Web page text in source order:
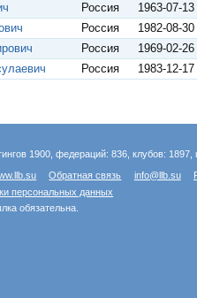
Россия
1963-07-13
Россия
1982-08-30
Россия
1969-02-26
Россия 1983-12-17
1900, федераций: 836, клубов:
Обратная связь info@llb.su
персональных данных
обязательна.